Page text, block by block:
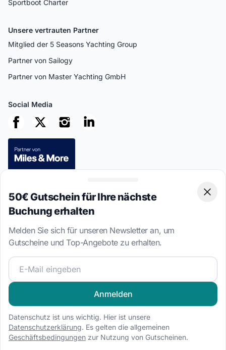
Sportboot Charter
Unsere vertrauten Partner
Mitglied der 5 Seasons Yachting Group
Partner von Sailogy
Partner von Master Yachting GmbH
Social Media
Serviceapply.
4.7 · 8,533 verifizierte Kundenbewertungen
Sprache
EN EN-US NL IT ES FR PL
50€ Gutschein für Ihre nächste
Buchung erhalten
Melden Sie sich für unseren Newsletter an, um
Gutscheine und Top-Angebote zu erhalten.
Werden Sie Teil unserer Segelcommunity und erhalten
Anmelden
Datenschutz ist uns wichtig. Hier ist unsere
Datenschutzerklärung. Es gelten die allgemeinen
Geschäftsbedingungen zur Nutzung von Gutscheinen.